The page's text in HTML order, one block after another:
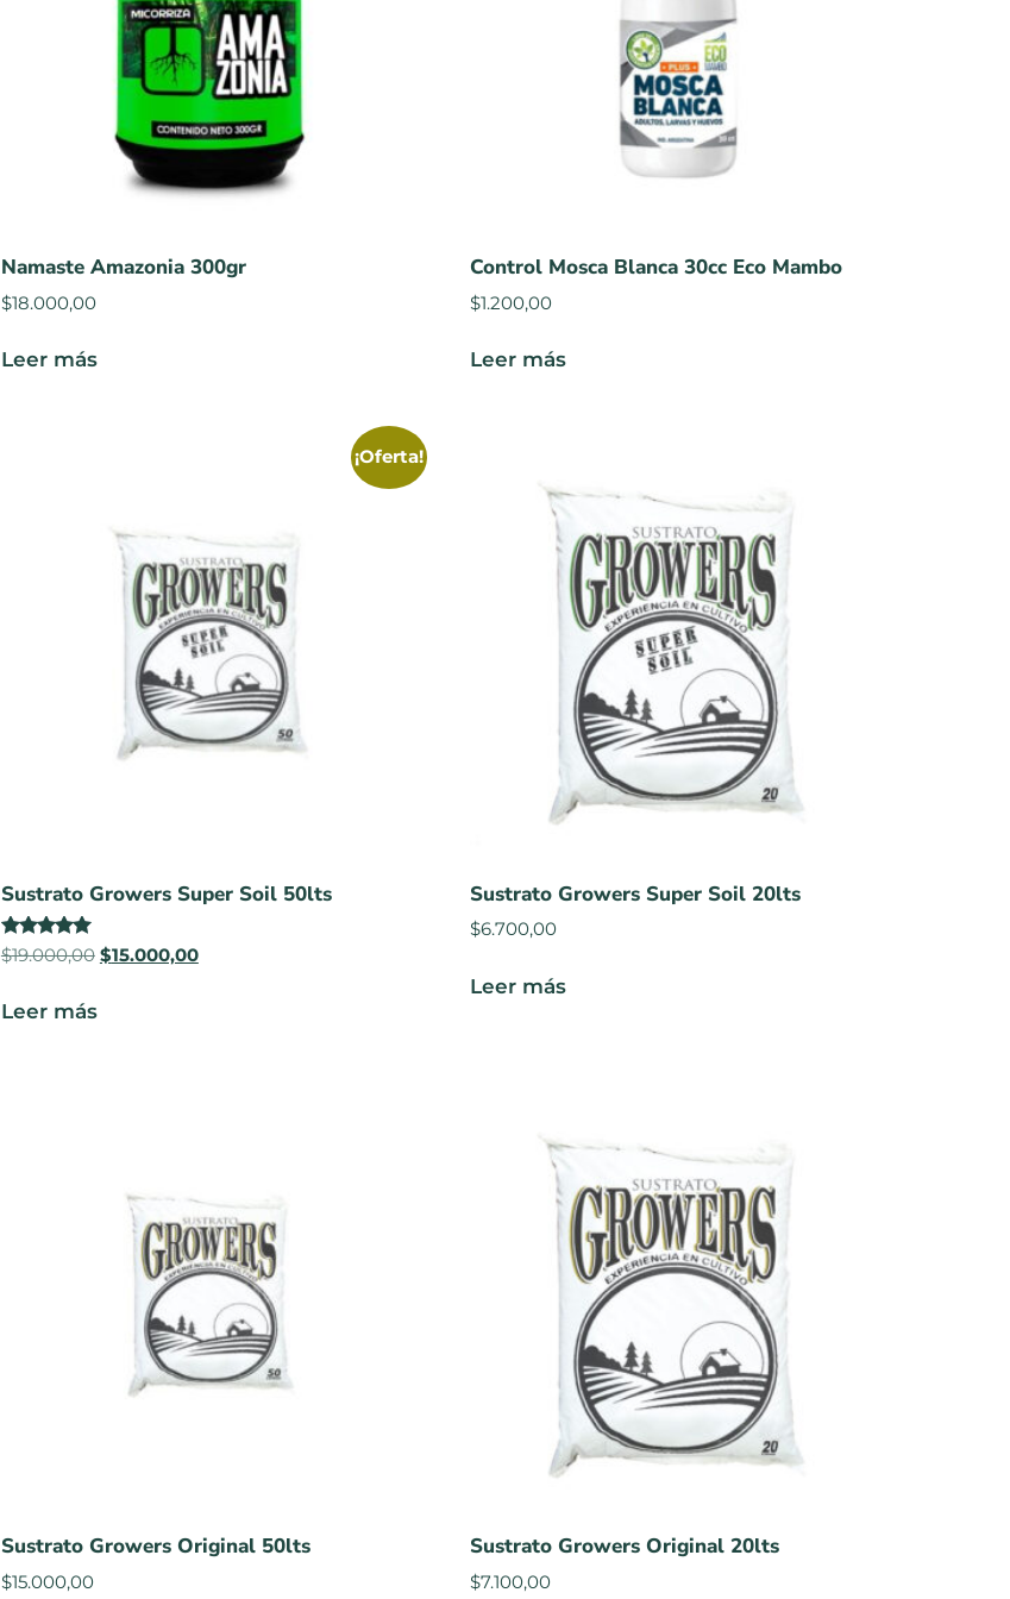
Namaste Amazonia 300gr
$18.000,00
Leer más
Control Mosca Blanca 30cc Eco Mambo
$1.200,00
Leer más
¡Oferta!
Sustrato Growers Super Soil 50lts
Valorado
en
de 5
$19.000,00 $15.000,00
Leer más
Sustrato Growers Super Soil 20lts
$6.700,00
Leer más
Sustrato Growers Original 50lts
$15.000,00
Sustrato Growers Original 20lts
$7.100,00